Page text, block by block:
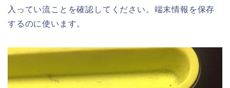
入ってい流ことを確認してください。端末情報を保存
するのに使います。